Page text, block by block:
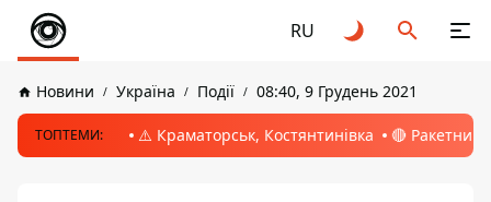
RU
Новини Україна Події 08:40, 9 Грудень 2021
ТОПТЕМИ: ⚠️ Краматорськ, Костянтинівка 🔴 Ракетний